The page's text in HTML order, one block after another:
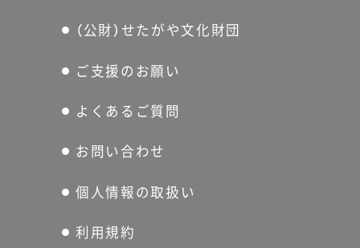
（公財）せたがや文化財団
ご支援のお願い
よくあるご質問
お問い合わせ
個人情報の取扱い
利用規約